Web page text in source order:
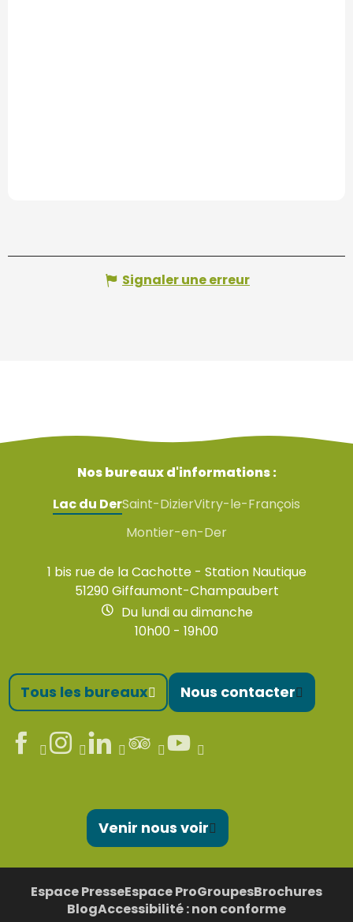
Signaler une erreur
Nos bureaux d'informations :
Lac du DerSaint-DizierVitry-le-François
Montier-en-Der
1 bis rue de la Cachotte - Station Nautique
51290 Giffaumont-Champaubert
Du lundi au dimanche
10h00 - 19h00
Tous les bureaux Nous contacter
Venir nous voir
Espace PresseEspace ProGroupesBrochures
BlogAccessibilité : non conforme